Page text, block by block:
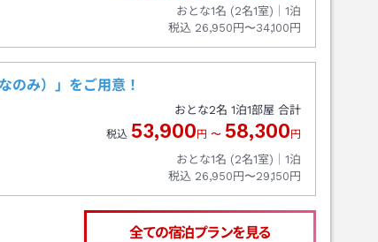
おとな1名 (2名1室)｜ 1泊
税込 26,950円〜34,100円
のみ）」をご用意！
おとな2名 1泊1部屋 合計
税込 53,900 円 〜 58,300 円
おとな1名 (2名1室)｜ 1泊
税込 26,950円〜29,150円
全ての宿泊プランを見る